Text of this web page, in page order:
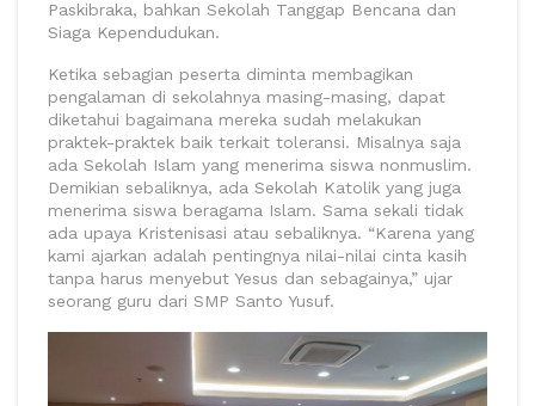
Paskibraka, bahkan Sekolah Tanggap Bencana dan
Siaga Kependudukan.
Ketika sebagian peserta diminta membagikan
pengalaman di sekolahnya masing-masing, dapat
diketahui bagaimana mereka sudah melakukan
praktek-praktek baik terkait toleransi. Misalnya saja
ada Sekolah Islam yang menerima siswa nonmuslim.
Demikian sebaliknya, ada Sekolah Katolik yang juga
menerima siswa beragama Islam. Sama sekali tidak
ada upaya Kristenisasi atau sebaliknya. “Karena yang
kami ajarkan adalah pentingnya nilai-nilai cinta kasih
tanpa harus menyebut Yesus dan sebagainya,” ujar
seorang guru dari SMP Santo Yusuf.